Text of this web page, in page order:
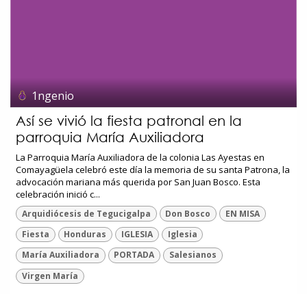
1ngenio
Así se vivió la fiesta patronal en la
parroquia María Auxiliadora
La Parroquia María Auxiliadora de la colonia Las Ayestas en
Comayagüela celebró este día la memoria de su santa Patrona, la
advocación mariana más querida por San Juan Bosco. Esta
celebración inició c...
Arquidiócesis de Tegucigalpa Don Bosco
EN MISA
Fiesta
Honduras IGLESIA
Iglesia
María Auxiliadora
PORTADA
Salesianos
Virgen María